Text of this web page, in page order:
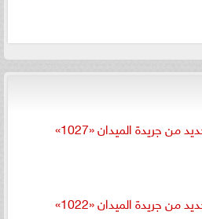
من جريدة الميدان «1027»
من جريدة الميدان «1022»